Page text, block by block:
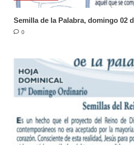
Semilla de la Palabra, domingo 02
0